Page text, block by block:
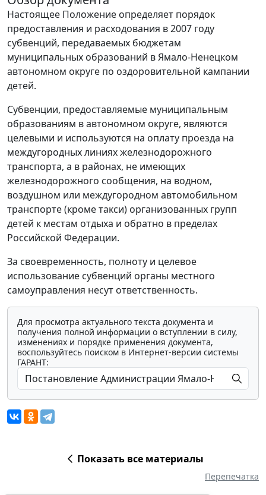
Настоящее Положение определяет порядок
предоставления и расходования в 2007 году
субвенций, передаваемых бюджетам
муниципальных образований в Ямало-Ненецком
автономном округе по оздоровительной кампании
детей.
Субвенции, предоставляемые муниципальным
образованиям в автономном округе, являются
целевыми и используются на оплату проезда на
междугородных линиях железнодорожного
транспорта, а в районах, не имеющих
железнодорожного сообщения, на водном,
воздушном или междугородном автомобильном
транспорте (кроме такси) организованных групп
детей к местам отдыха и обратно в пределах
Российской Федерации.
За своевременность, полноту и целевое
использование субвенций органы местного
самоуправления несут ответственность.
Для просмотра актуального текста документа и
получения полной информации о вступлении в силу,
изменениях и порядке применения документа,
воспользуйтесь поиском в Интернет-версии системы
ГАРАНТ:
Показать все материалы
Перепечатка